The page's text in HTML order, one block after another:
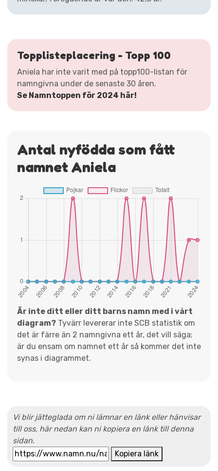
Topplisteplacering - Topp 100
Aniela har inte varit med på topp100-listan för
namngivna under de senaste 30 åren.
Se Namntoppen för 2024 här!
Antal nyfödda som fått
namnet Aniela
Är inte ditt eller ditt barns namn med i vårt
diagram? Tyvärr levererar inte SCB statistik om
det är färre än 2 namngivna ett år, det vill säga;
är du ensam om namnet ett år så kommer det inte
synas i diagrammet.
Vi blir jätteglada om ni lämnar en länk eller hänvisar
till oss, här nedan kan ni kopiera en länk till denna
sidan.
Kopiera länk